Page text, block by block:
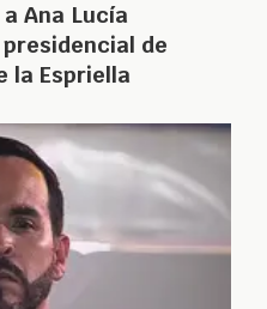
Ana Lucía
de
la Espriella